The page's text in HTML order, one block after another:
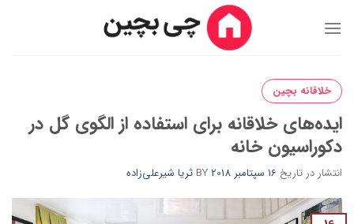
خلاقانه بچین
ایده‌های خلاقانه برای استفاده از الگوی گل در
دکوراسیون خانه
انتشار در تاریخ 16 سپتامبر 2018 BYثریا شیرعلی‌زاده